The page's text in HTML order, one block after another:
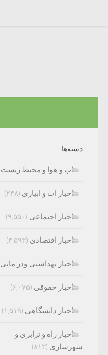
دسته‌ها
اب و هوا و محیط زیست
اخبار اب و ابیاری (۲۳۸)
اخبار اجتماعی (۹,۵۵۰)
اخبار اقتصادی (۳,۵۹۳)
اخبار بهداشتی ودر مانی
اخبار حقوقی (۶,۰۷۵)
اخبار دانشگاهی (۱,۵۱۹)
اخبار راه و ترابری و
شهرسازی (۸۱۳)